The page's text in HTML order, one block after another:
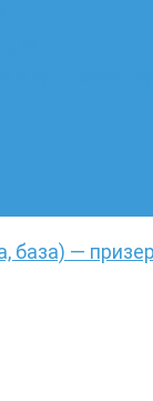
база) —